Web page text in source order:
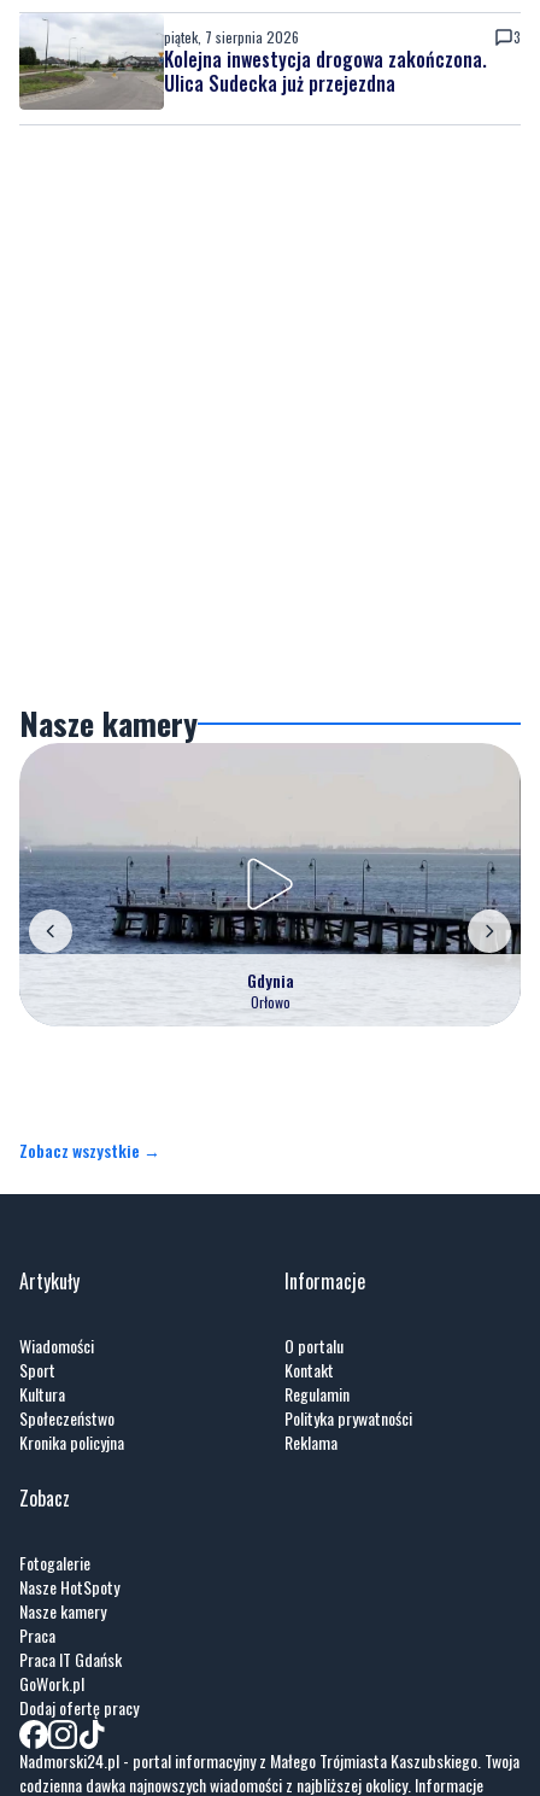
piątek, 7 sierpnia 2026 3
Kolejna inwestycja drogowa zakończona.
Ulica Sudecka już przejezdna
Nasze kamery
Gdynia
Orłowo
Zobacz wszystkie →
Artykuły
Wiadomości
Sport
Kultura
Społeczeństwo
Kronika policyjna
Informacje
O portalu
Kontakt
Regulamin
Polityka prywatności
Reklama
Zobacz
Fotogalerie
Nasze HotSpoty
Nasze kamery
Praca
Praca IT Gdańsk
GoWork.pl
Dodaj ofertę pracy
Nadmorski24.pl - portal informacyjny z Małego Trójmiasta Kaszubskiego. Twoja
codzienna dawka najnowszych wiadomości z najbliższej okolicy. Informacje